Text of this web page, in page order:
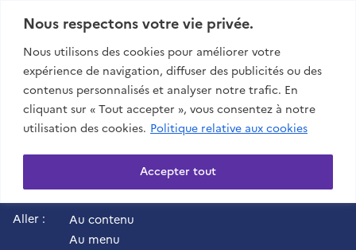
Nous respectons votre vie privée.
Nous utilisons des cookies pour améliorer votre
expérience de navigation, diffuser des publicités ou des
contenus personnalisés et analyser notre trafic. En
cliquant sur « Tout accepter », vous consentez à notre
utilisation des cookies. Politique relative aux cookies
Accepter tout
Aller :
Au contenu
Au menu